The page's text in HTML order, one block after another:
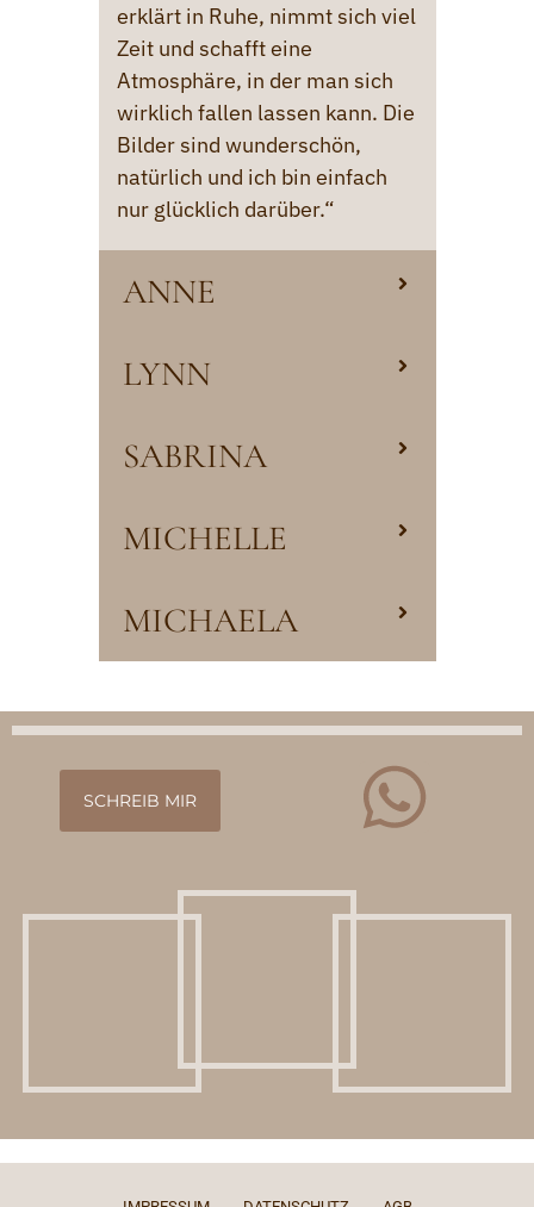
erklärt in Ruhe, nimmt sich viel
Zeit und schafft eine
Atmosphäre, in der man sich
wirklich fallen lassen kann. Die
Bilder sind wunderschön,
natürlich und ich bin einfach
nur glücklich darüber.“
ANNE
LYNN
SABRINA
MICHELLE
MICHAELA
SCHREIB MIR